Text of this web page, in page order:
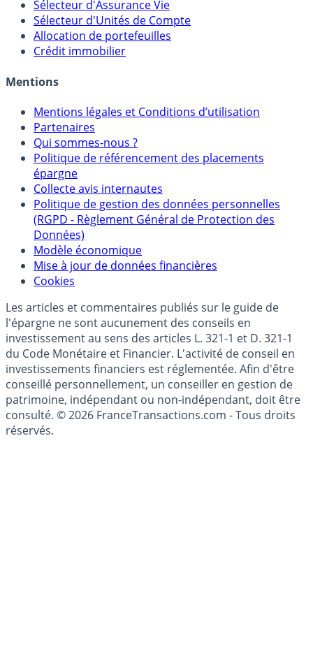
Calculette Rachat Assurance Vie
Sélecteur d'Assurance Vie
Sélecteur d'Unités de Compte
Crédit immobilier
Mentions
Mentions légales et Conditions d’utilisation
Partenaires
Qui sommes-nous ?
Politique de référencement des placements
épargne
Collecte avis internautes
Politique de gestion des données personnelles
(RGPD - Règlement Général de Protection des
Données)
Modèle économique
Cookies
Les articles et commentaires publiés sur le guide de
l'épargne ne sont aucunement des conseils en
investissement au sens des articles L. 321-1 et D. 321-1
du Code Monétaire et Financier. L'activité de conseil en
investissements financiers est réglementée. Afin d'être
conseillé personnellement, un conseiller en gestion de
patrimoine, indépendant ou non-indépendant, doit être